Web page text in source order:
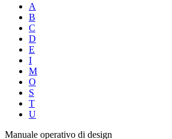
A
B
C
D
E
I
M
O
S
T
U
Manuale operativo di design